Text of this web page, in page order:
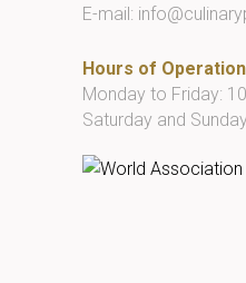
E-mail:
Hours of Operation
Monday to Friday:
Saturday and